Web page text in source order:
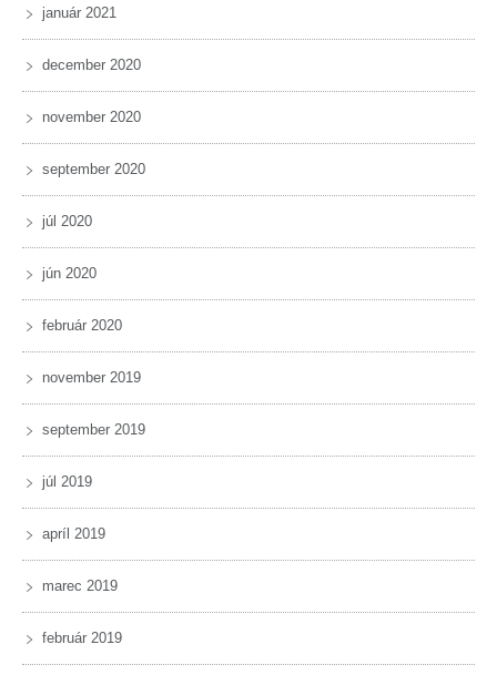
január 2021
december 2020
november 2020
september 2020
júl 2020
jún 2020
február 2020
november 2019
september 2019
júl 2019
apríl 2019
marec 2019
február 2019